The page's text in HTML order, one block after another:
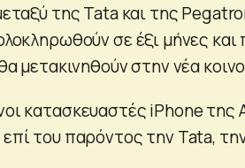
της Tata και της
σε έξι μήνες
μετακινηθούν στην νέα
κατασκευαστές iPhone της
του παρόντος την Tata,